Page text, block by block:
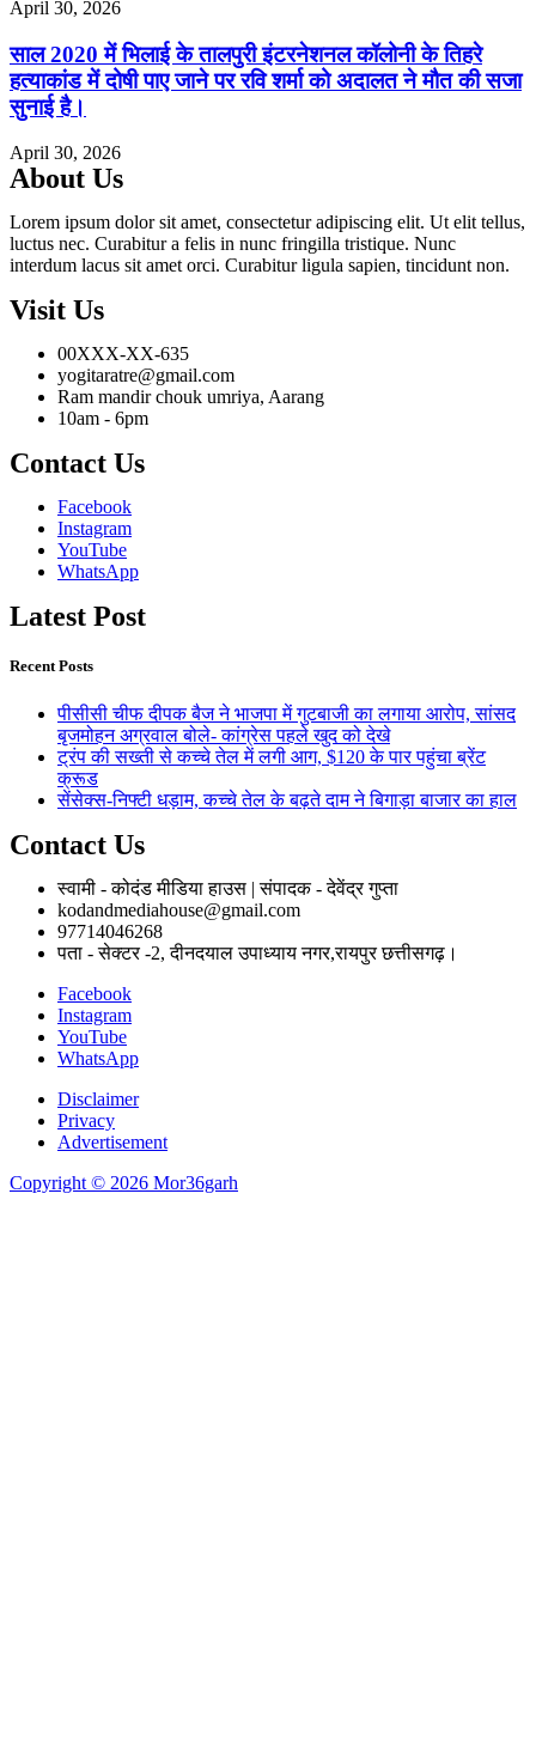
April 30, 2026
साल 2020 में भिलाई के तालपुरी इंटरनेशनल कॉलोनी के तिहरे
हत्याकांड में दोषी पाए जाने पर रवि शर्मा को अदालत ने मौत की सजा
सुनाई है।
April 30, 2026
About Us
Lorem ipsum dolor sit amet, consectetur adipiscing elit. Ut elit tellus,
luctus nec. Curabitur a felis in nunc fringilla tristique. Nunc
interdum lacus sit amet orci. Curabitur ligula sapien, tincidunt non.
Visit Us
00XXX-XX-635
yogitaratre@gmail.com
Ram mandir chouk umriya, Aarang
10am - 6pm
Contact Us
Facebook
Instagram
YouTube
WhatsApp
Latest Post
Recent Posts
पीसीसी चीफ दीपक बैज ने भाजपा में गुटबाजी का लगाया आरोप, सांसद
बृजमोहन अग्रवाल बोले- कांग्रेस पहले खुद को देखे
ट्रंप की सख्ती से कच्चे तेल में लगी आग, $120 के पार पहुंचा ब्रेंट
क्रूड
सेंसेक्स-निफ्टी धड़ाम, कच्चे तेल के बढ़ते दाम ने बिगाड़ा बाजार का हाल
Contact Us
स्वामी - कोदंड मीडिया हाउस | संपादक - देवेंद्र गुप्ता
kodandmediahouse@gmail.com
97714046268
पता - सेक्टर -2, दीनदयाल उपाध्याय नगर,रायपुर छत्तीसगढ़।
Facebook
Instagram
YouTube
WhatsApp
Disclaimer
Privacy
Advertisement
Copyright © 2026 Mor36garh